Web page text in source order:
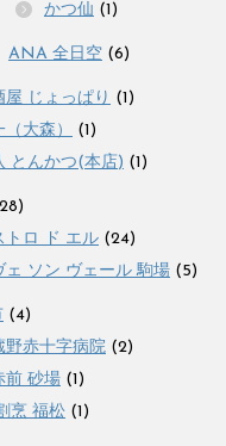
かつ仙 (1)
ANA 全日空 (6)
屋 じょっぱり (1)
（大森）
(1)
とんかつ(本店) (1)
トロ ド エル (24)
ェ ソン ヴェール 駒場 (5)
(4)
野赤十字病院 (2)
前 砂場 (1)
烹 福松 (1)